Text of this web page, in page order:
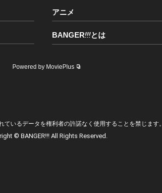
アニメ
BANGER!!!とは
Powered by MoviePlus
ているデータを権利者の許諾なく使用することを禁じます。
© BANGER!!! All Rights Reserved.